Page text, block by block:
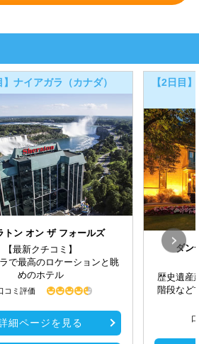
】ナイアガラ（カナダ）
トン オン ザ フォールズ
【最新クチコミ】
で最高のロケーションと眺
めのホテル
コミ評価
細ページを見る
【2日目
ダン
歴史遺産
階段など